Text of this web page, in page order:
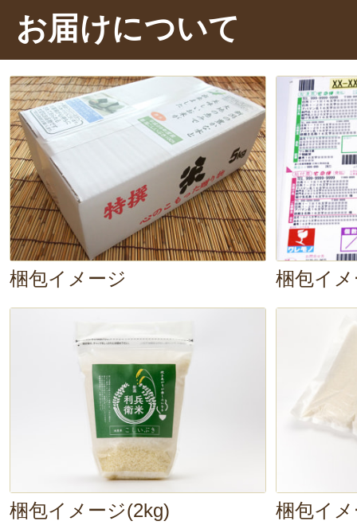
コシヒカリと比べて粘り気が少な
り、さっぱりしているのが特徴。
噛みしめるごとに、お米の旨みと
す。
冷たくなってもベタッとしないの
ぎりにぴったりです。
お届けについて
梱包イメージ 梱包イ
梱包イメージ(2kg)
梱包イ